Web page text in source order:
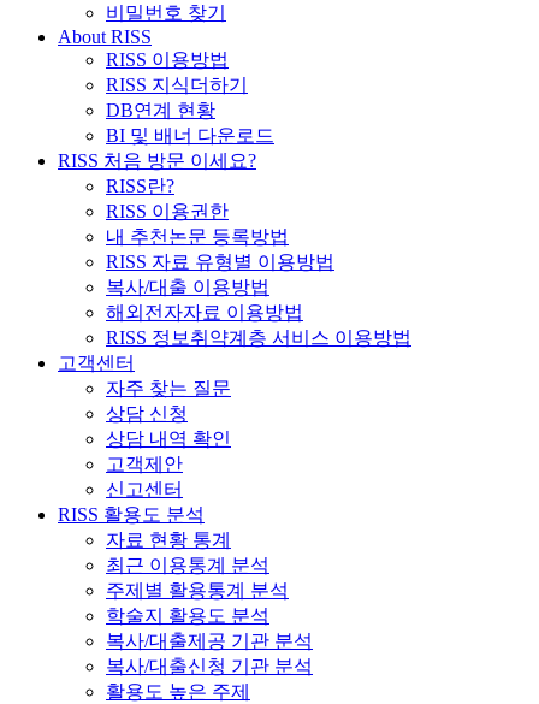
비밀번호 찾기
About RISS
RISS 이용방법
RISS 지식더하기
DB연계 현황
BI 및 배너 다운로드
RISS 처음 방문 이세요?
RISS란?
RISS 이용권한
내 추천논문 등록방법
RISS 자료 유형별 이용방법
복사/대출 이용방법
해외전자자료 이용방법
RISS 정보취약계층 서비스 이용방법
고객센터
자주 찾는 질문
상담 신청
상담 내역 확인
고객제안
신고센터
RISS 활용도 분석
자료 현황 통계
최근 이용통계 분석
주제별 활용통계 분석
학술지 활용도 분석
복사/대출제공 기관 분석
복사/대출신청 기관 분석
활용도 높은 주제